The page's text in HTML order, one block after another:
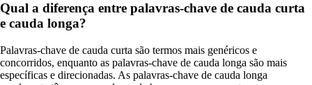
Qual a diferença entre palavras-chave de cauda curta
e cauda longa?
Palavras-chave de cauda curta são termos mais genéricos e
concorridos, enquanto as palavras-chave de cauda longa são mais
específicas e direcionadas. As palavras-chave de cauda longa